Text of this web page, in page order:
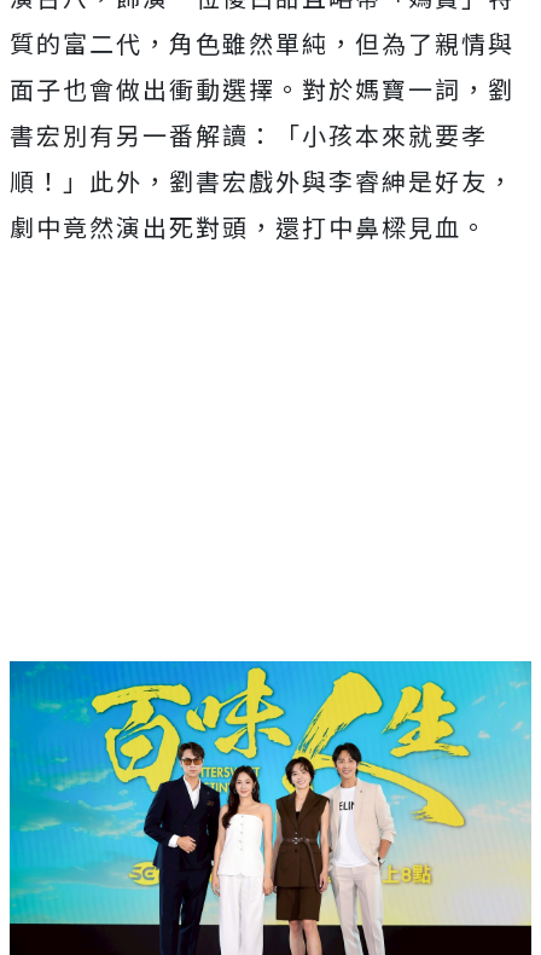
質的富二代，角色雖然單純，但為了親情與
面子也會做出衝動選擇。對於媽寶一詞，劉
書宏別有另一番解讀：「小孩本來就要孝
順！」此外，劉書宏戲外與李睿紳是好友，
劇中竟然演出死對頭，還打中鼻樑見血。